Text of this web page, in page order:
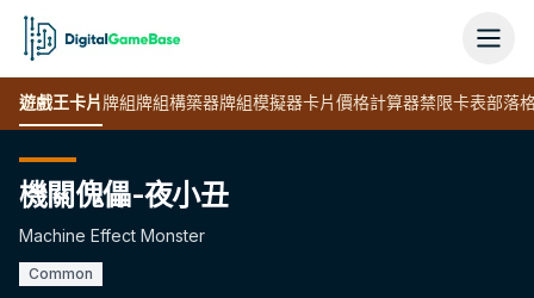
遊戲王卡片牌組牌組構築器牌組模擬器卡片價格計算器禁限卡表部落
機關傀儡-夜小丑
Machine Effect Monster
Common